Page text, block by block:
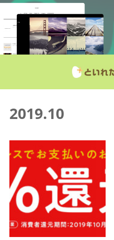
2019.10